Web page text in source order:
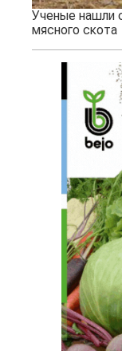
Ученые нашли
мясного скота